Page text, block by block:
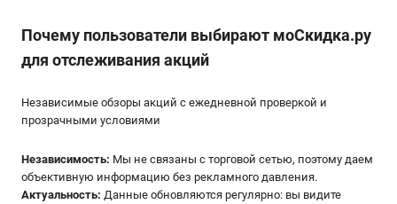
Почему пользователи выбирают мoСкидка.ру
для отслеживания акций
Независимые обзоры акций с ежедневной проверкой и
прозрачными условиями
Независимость: Мы не связаны с торговой сетью, поэтому даем
объективную информацию без рекламного давления.
Актуальность: Данные обновляются регулярно: вы видите